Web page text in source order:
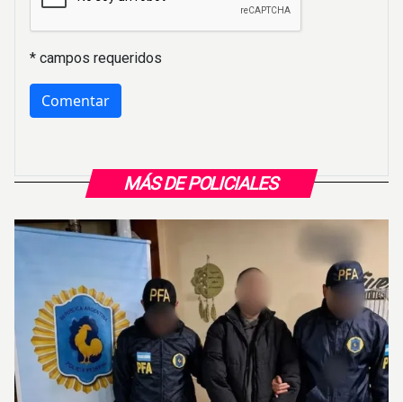
MÁS DE POLICIALES
* campos requeridos